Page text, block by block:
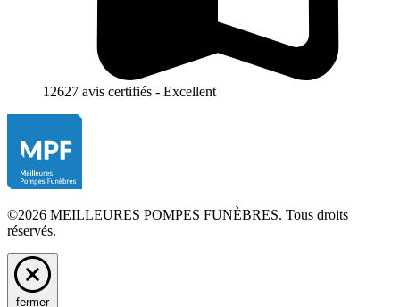
12627 avis certifiés - Excellent
©2026 MEILLEURES POMPES FUNÈBRES. Tous droits
réservés.
fermer